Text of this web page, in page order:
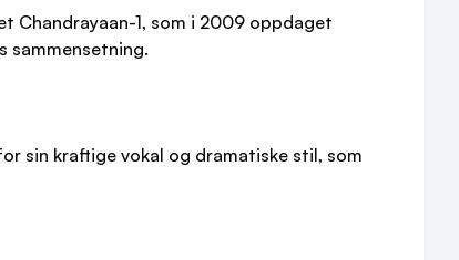
Chandrayaan-1, som i 2009 oppdaget
sammensetning.
sin kraftige vokal og dramatiske stil, som